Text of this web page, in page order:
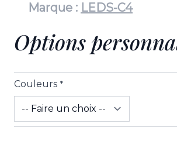
Marque : LEDS-C4
Options
Couleurs *